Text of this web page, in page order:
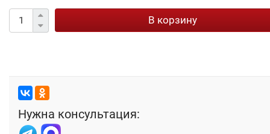
В корзину
Нужна консультация: